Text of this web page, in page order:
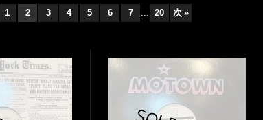
1 2 3 4 5 6 7 ... 20 次 »